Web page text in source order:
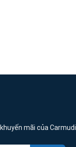
mãi của Carmudi